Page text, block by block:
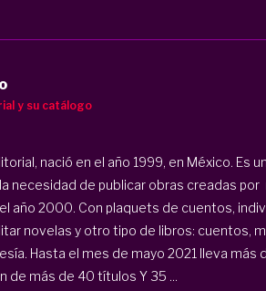
y su catálogo
nació en el año 1999, en México. Es
necesidad de publicar obras creadas por
año 2000. Con plaquets de cuentos,
novelas y otro tipo de libros: cuentos,
Hasta el mes de mayo 2021 lleva
de más de 40 títulos Y 35 ...